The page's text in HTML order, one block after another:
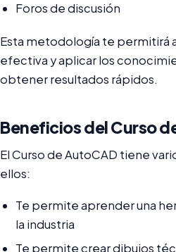
Foros de discusión
Esta metodología te permitirá
efectiva y aplicar los
obtener resultados rápidos.
Beneficios del Curso
El Curso de AutoCAD tiene
ellos:
Te permite aprender una
la industria
Te permite crear dibujos